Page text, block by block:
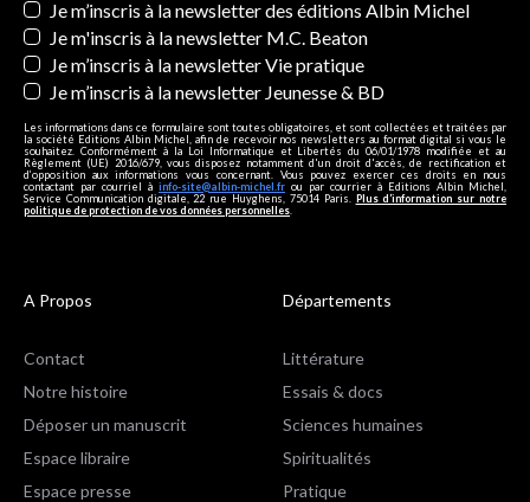
Newsletters
Je m’inscris à la newsletter des éditions Albin Michel
Je m'inscris à la newsletter M.C. Beaton
Je m’inscris à la newsletter Vie pratique
Je m’inscris à la newsletter Jeunesse & BD
Les informations dans ce formulaire sont toutes obligatoires, et sont collectées et traitées par
la société Editions Albin Michel, afin de recevoir nos newsletters au format digital si vous le
souhaitez. Conformément à la Loi Informatique et Libertés du 06/01/1978 modifiée et au
Règlement (UE) 2016/679, vous disposez notamment d'un droit d'accès, de rectification et
d’opposition aux informations vous concernant. Vous pouvez exercer ces droits en nous
contactant par courriel à info-site@albin-michel.fr ou par courrier à Editions Albin Michel,
Service Communication digitale, 22 rue Huyghens, 75014 Paris. Plus d’information sur notre
politique de protection de vos données personnelles
A Propos
Contact
Notre histoire
Déposer un manuscrit
Espace libraire
Espace presse
Départements
Littérature
Essais & docs
Sciences humaines
Spiritualités
Pratique